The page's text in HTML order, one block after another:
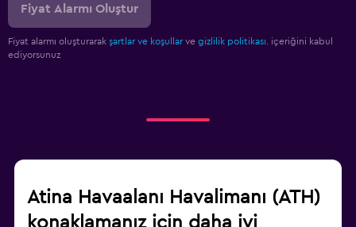
Fiyat Alarmı Oluştur
Fiyat alarmı oluşturarak şartlar ve koşullar ve gizlilik politikası. içeriğini kabul
ediyorsunuz
Atina Havaalanı Havalimanı (ATH)